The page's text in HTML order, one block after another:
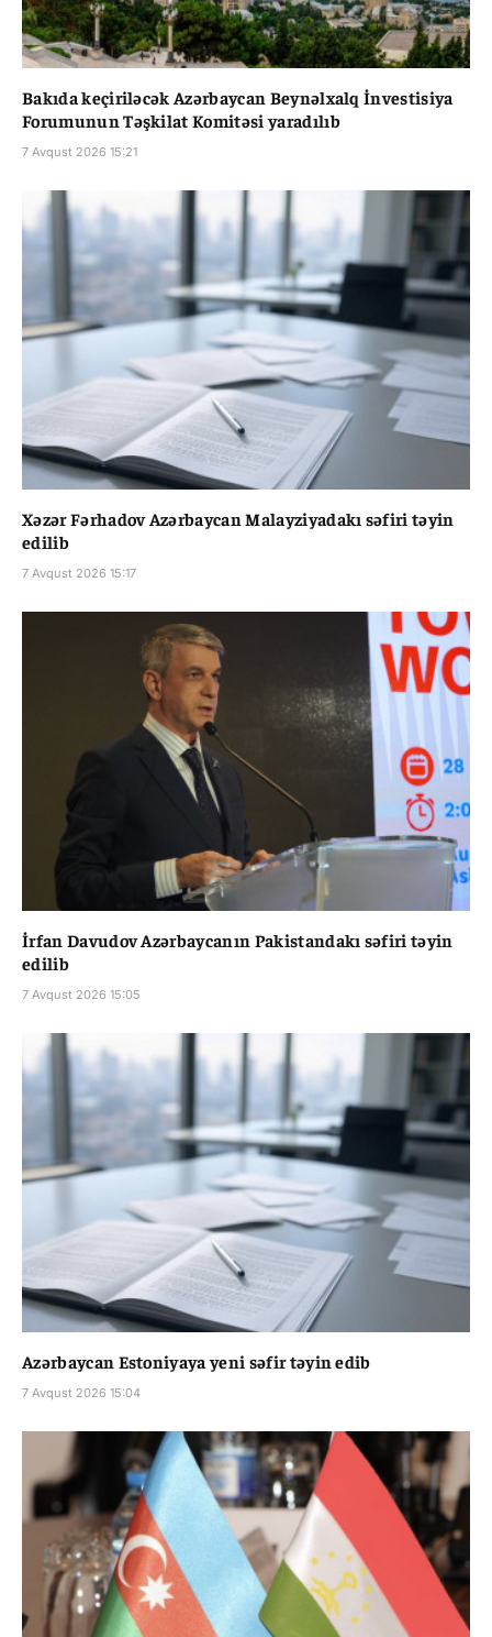
Bakıda keçiriləcək Azərbaycan Beynəlxalq İnvestisiya
Forumunun Təşkilat Komitəsi yaradılıb
7 Avqust 2026 15:21
Xəzər Fərhadov Azərbaycan Malayziyadakı səfiri təyin
edilib
7 Avqust 2026 15:17
İrfan Davudov Azərbaycanın Pakistandakı səfiri təyin
edilib
7 Avqust 2026 15:05
Azərbaycan Estoniyaya yeni səfir təyin edib
7 Avqust 2026 15:04